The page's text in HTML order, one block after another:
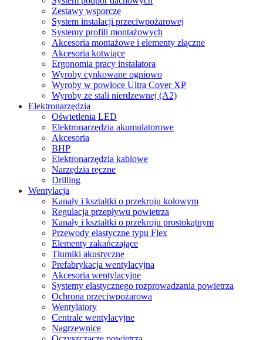
Zestawy wsporcze
System instalacji przeciwpożarowej
Systemy profili montażowych
Akcesoria montażowe i elementy złączne
Akcesoria kotwiące
Ergonomia pracy instalatora
Wyroby cynkowane ogniowo
Wyroby w powłoce Ultra Cover XP
Wyroby ze stali nierdzewnej (A2)
Elektronarzędzia
Oświetlenia LED
Elektronarzędzia akumulatorowe
Akcesoria
BHP
Elektronarzędzia kablowe
Narzędzia ręczne
Drilling
Wentylacja
Kanały i kształtki o przekroju kołowym
Regulacja przepływu powietrza
Kanały i kształtki o przekroju prostokątnym
Przewody elastyczne typu Flex
Elementy zakańczające
Tłumiki akustyczne
Prefabrykacja wentylacyjna
Akcesoria wentylacyjne
Systemy elastycznego rozprowadzania powietrza
Ochrona przeciwpożarowa
Wentylatory
Centrale wentylacyjne
Nagrzewnice